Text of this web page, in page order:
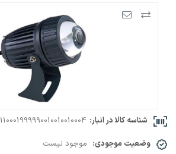
شناسه کالا در انبار: 110001999990010010010004
وضعیت موجودی: موجود نیست